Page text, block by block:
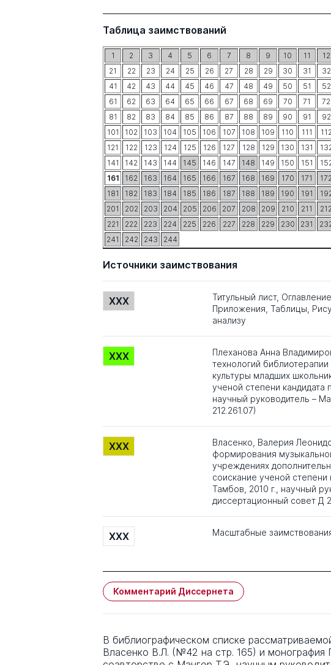
Таблица заимствований
1 2 3 4 5 6 7 8 9 10 11 12
21
22 23 24 25 26 27 28 29 30 31 32
41
42 43 44 45 46 47 48 49 50 51 52
61
62 63 64 65 66 67 68 69 70 71 72
81
82 83 84 85 86 87 88 89 90 91 92
101
102 103 104 105 106 107 108 109 110 111
121
122 123 124 125 126 127 128 129 130 131
141
142 143 144 145 146 147 148 149 150 151
161
162 163 164 165 166 167 168 169 170 171 172
181
182 183 184 185 186 187 188 189 190 191
201
202 203 204 205 206 207 208 209 210 211 212
221
222 223 224 225 226 227 228 229 230 231
241
242 243 244
Источники заимствования
XXX
Титульный лист,
Приложения, Таблицы,
анализу
XXX
Плеханова Анна
технологий
культуры младших
ученой степени кандидата
научный руководитель –
212.261.07)
XXX
Власенко, Валерия
формирования
учреждениях
соискание ученой степени
Тамбов, 2010 г., научный
диссертационный совет Д
XXX Масштабные
Комментарий Диссернета
В библиографическом списке
Власенко В.Л. (№42 на стр. 165) и монография